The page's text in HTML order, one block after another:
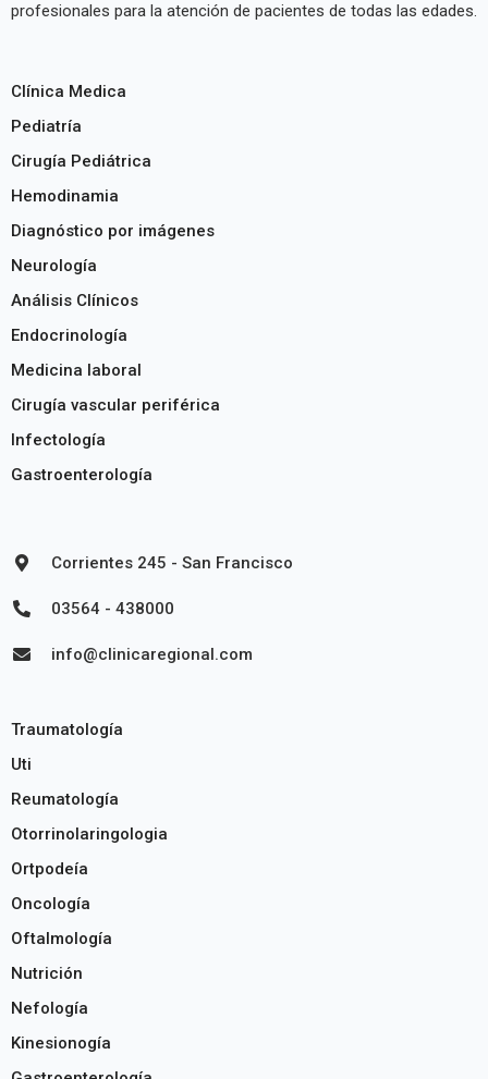
profesionales para la atención de pacientes de todas las edades.
Clínica Medica
Pediatría
Cirugía Pediátrica
Hemodinamia
Diagnóstico por imágenes
Neurología
Análisis Clínicos
Endocrinología
Medicina laboral
Cirugía vascular periférica
Infectología
Gastroenterología
Corrientes 245 - San Francisco
03564 - 438000
info@clinicaregional.com
Traumatología
Uti
Reumatología
Otorrinolaringologia
Ortpodeía
Oncología
Oftalmología
Nutrición
Nefología
Kinesionogía